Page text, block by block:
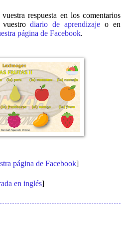
respuesta en los comentarios
vuestrodiario de aprendizaje o en
página de Facebook.
página de Facebook]
en inglés]